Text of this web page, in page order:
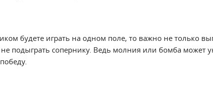
будете играть на одном поле, то важно не только
подыграть сопернику. Ведь молния или бомба может